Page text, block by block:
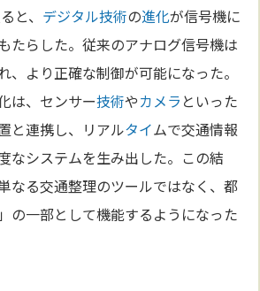
と、 デジタル技術の進化が信号機に
たらした。従来のアナログ信号機は
、より正確な制御が可能になった。
は、センサー技術やカメラ といった
と連携し、リアルタイムで交通情報
なシステムを生み出した。この結
なる交通整理のツールではなく、都
の一部として機能するようになった